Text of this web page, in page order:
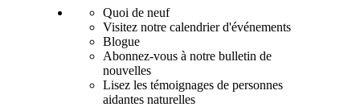
Quoi de neuf
Visitez notre calendrier d'événements
Blogue
Abonnez-vous à notre bulletin de
nouvelles
Lisez les témoignages de personnes
aidantes naturelles